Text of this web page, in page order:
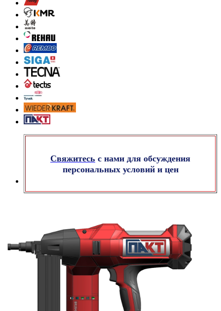
Свяжитесь с нами для обсуждения
персональных условий и цен